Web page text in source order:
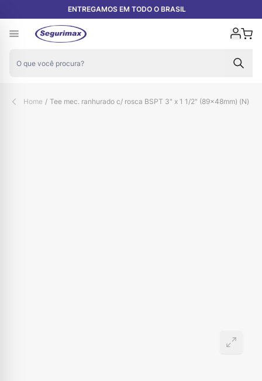
Pular para o conteúdoENTREGAMOS EM TODO O BRASIL
Home / Tee mec. ranhurado c/ rosca BSPT 3" x 1 1/2" (89×48mm) (N)